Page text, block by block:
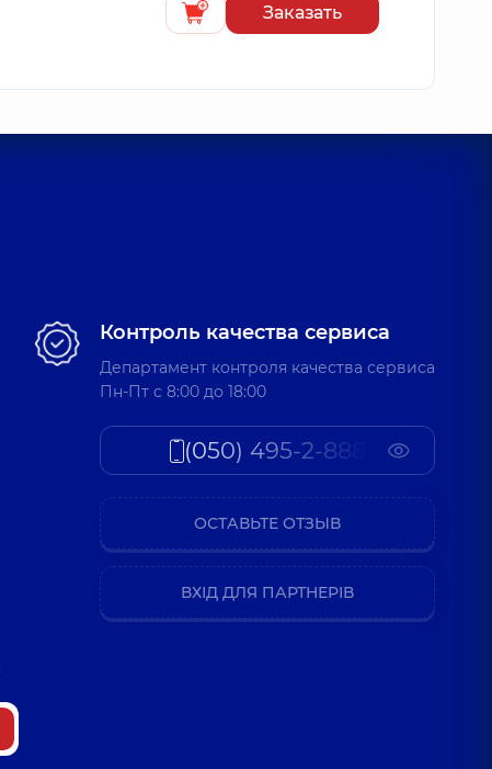
Заказать
Контроль качества сервиса
Департамент контроля качества сервиса
Пн-Пт c 8:00 до 18:00
(050) 495-2-888
ОСТАВЬТЕ ОТЗЫВ
ВХІД ДЛЯ ПАРТНЕРІВ